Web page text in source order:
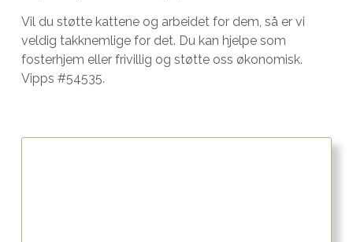
Vil du støtte kattene og arbeidet for dem, så er vi
veldig takknemlige for det. Du kan hjelpe som
fosterhjem eller frivillig og støtte oss økonomisk.
Vipps #54535.